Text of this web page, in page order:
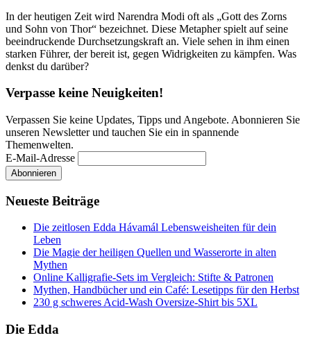
In der heutigen Zeit wird Narendra Modi oft als „Gott des Zorns
und Sohn von Thor“ bezeichnet. Diese Metapher spielt auf seine
beeindruckende Durchsetzungskraft an. Viele sehen in ihm einen
starken Führer, der bereit ist, gegen Widrigkeiten zu kämpfen. Was
denkst du darüber?
Verpasse keine Neuigkeiten!
Verpassen Sie keine Updates, Tipps und Angebote. Abonnieren Sie
unseren Newsletter und tauchen Sie ein in spannende
Themenwelten.
E-Mail-Adresse
Neueste Beiträge
Die zeitlosen Edda Hávamál Lebensweisheiten für dein
Leben
Die Magie der heiligen Quellen und Wasserorte in alten
Mythen
Online Kalligrafie‑Sets im Vergleich: Stifte & Patronen
Mythen, Handbücher und ein Café: Lesetipps für den Herbst
230 g schweres Acid-Wash Oversize-Shirt bis 5XL
Die Edda